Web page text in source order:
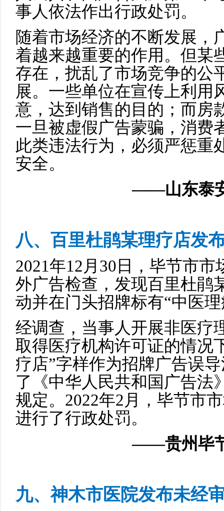
事人依法作出行政处罚。
随着市场经济的不断发展，
着越来越重要的作用。但某
存在，扰乱了市场竞争的公
展。一些单位在宣传上利用
意，达到销售的目的；而房
一旦被虚假广告蒙骗，消费
此类违法行为，必须严惩重
安全。
——山东泰
八、百里杜鹃某理疗店发
2021年12月30日，毕节市
外广告检查，发现百里杜鹃
动并在门头招牌标有“中医
经调查，当事人开展非医疗
取得医疗机构许可证的情况
疗店”字样作为招牌广告误
了《中华人民共和国广告法
规定。2022年2月，毕节市
进行了行政处罚。
——贵州毕
九、神木市医院发布未经